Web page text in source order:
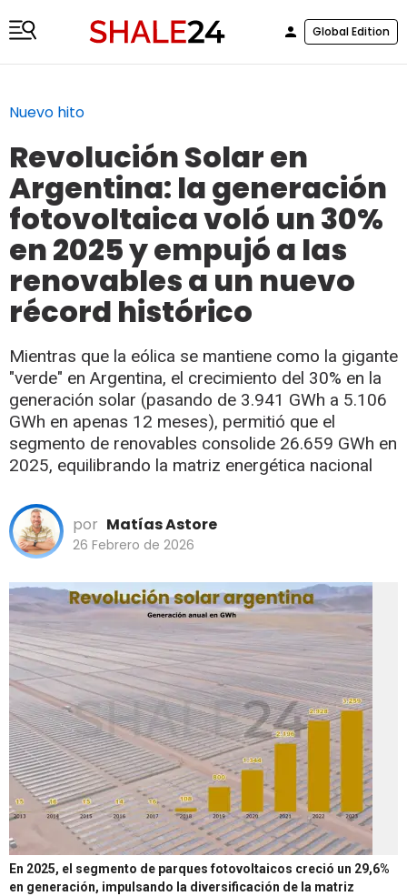
Global Edition
Nuevo hito
Revolución Solar en
Argentina: la generación
fotovoltaica voló un 30%
en 2025 y empujó a las
renovables a un nuevo
récord histórico
Mientras que la eólica se mantiene como la gigante
"verde" en Argentina, el crecimiento del 30% en la
generación solar (pasando de 3.941 GWh a 5.106
GWh en apenas 12 meses), permitió que el
segmento de renovables consolide 26.659 GWh en
2025, equilibrando la matriz energética nacional
por Matías Astore
26 Febrero de 2026
En 2025, el segmento de parques fotovoltaicos creció un 29,6%
en generación, impulsando la diversificación de la matriz